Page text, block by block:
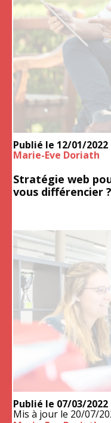
Publié le 12/01/2022
Marie-Eve Doriath
Stratégie web
vous différencier ?
Publié le 07/03/2022
Mis à jour le 20/07/